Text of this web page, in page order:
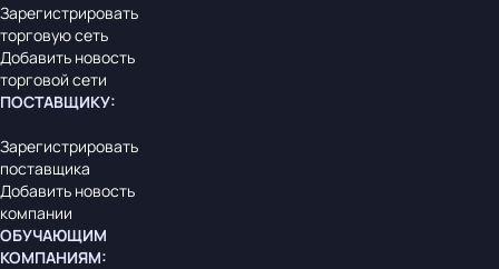
Зарегистрировать
торговую сеть
Добавить новость
торговой сети
ПОСТАВЩИКУ:
Зарегистрировать
поставщика
Добавить новость
компании
ОБУЧАЮЩИМ
КОМПАНИЯМ: